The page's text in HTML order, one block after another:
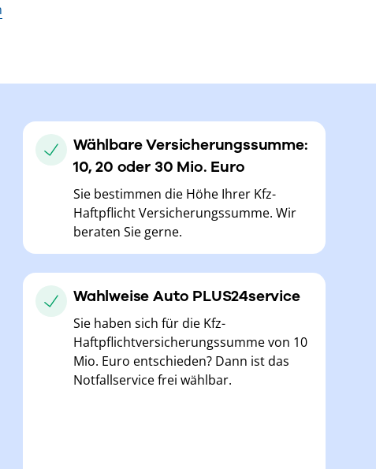
Wählbare Versicherungssumme:
10, 20 oder 30 Mio. Euro
Sie bestimmen die Höhe Ihrer Kfz-
Haftpflicht Versicherungssumme. Wir
beraten Sie gerne.
Wahlweise Auto PLUS24service
Sie haben sich für die Kfz-
Haftpflichtversicherungssumme von 10
Mio. Euro entschieden? Dann ist das
Notfallservice frei wählbar.